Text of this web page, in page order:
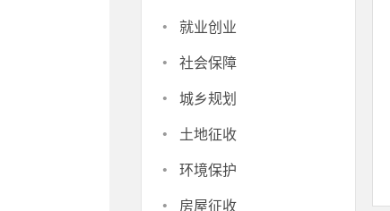
· 就业创业
· 社会保障
· 城乡规划
· 土地征收
· 环境保护
房屋征收